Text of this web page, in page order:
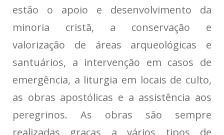
estão o apoio e desenvolvimento da
minoria cristã, a conservação e
valorização de áreas arqueológicas e
santuários, a intervenção em casos de
emergência, a liturgia em locais de culto,
as obras apostólicas e a assistência aos
peregrinos. As obras são sempre
realizadas graças a vários tipos de